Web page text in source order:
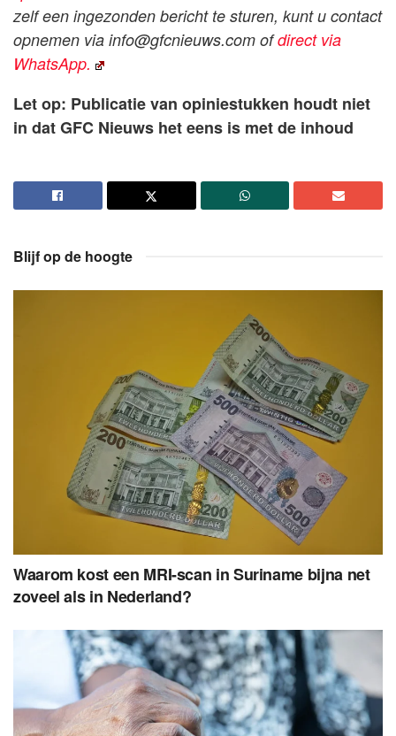
zelf een ingezonden bericht te sturen, kunt u contact
opnemen via info@gfcnieuws.com ofdirect via
WhatsApp.
Let op: Publicatie van opiniestukken houdt niet
in dat GFC Nieuws het eens is met de inhoud
Blijf op de hoogte
Waarom kost een MRI-scan in Suriname bijna net
zoveel als in Nederland?